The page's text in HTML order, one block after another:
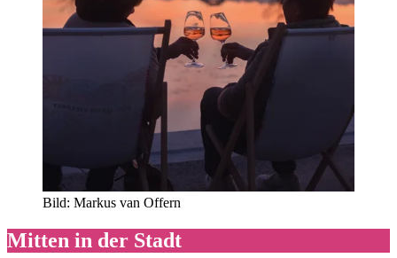
Bild: Markus van Offern
Mitten in der Stadt